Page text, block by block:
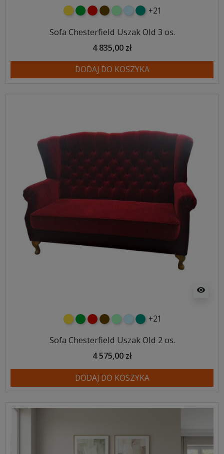
żółtyzielonyczerwony
czekoladowy
miętowybłękitny
turkusowy
+21
Sofa Chesterfield Uszak Old 3 os.
4 835,00 zł
DODAJ DO KOSZYKA
visibility
żółtyzielonyczerwony
czekoladowy
miętowybłękitny
turkusowy
+21
Sofa Chesterfield Uszak Old 2 os.
4 575,00 zł
DODAJ DO KOSZYKA